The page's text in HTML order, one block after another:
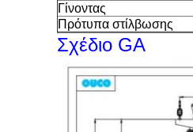
Γίνοντας
Πρότυπα στίλβωσης
Σχέδιο GA